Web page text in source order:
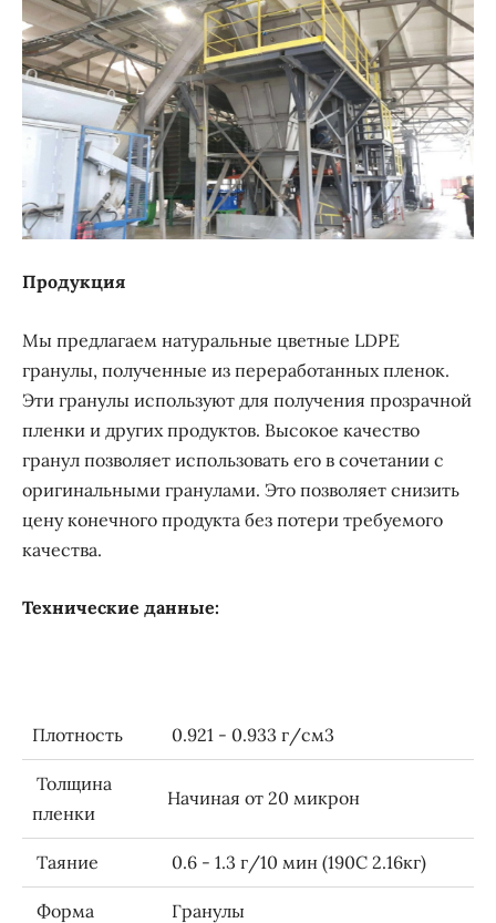
Продукция
Мы предлагаем натуральные цветные LDPE
гранулы, полученные из переработанных пленок.
Эти гранулы используют для получения прозрачной
пленки и других продуктов. Высокое качество
гранул позволяет использовать его в сочетании с
оригинальными гранулами. Это позволяет снизить
цену конечного продукта без потери требуемого
качества.
Технические данные:
Плотность 0.921 - 0.933 г/cм3
Толщина
пленки
Начиная от 20 микрон
Таяние 0.6 - 1.3 г/10 мин (190C 2.16кг)
Форма Гранулы